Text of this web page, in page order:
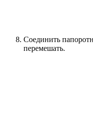
Соединить
перемешать.